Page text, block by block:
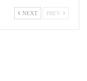
NEXT